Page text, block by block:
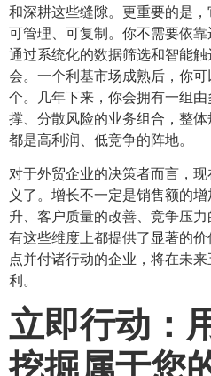
和深耕这些缝隙。更重要的是，
可管理、可复制。你不需要依
通过系统化的数据筛选和智能
会。一个利基市场成熟后，你
个。几年下来，你会拥有一组
撑、分散风险的业务组合，整
都是高利润、低竞争的阵地。
对于外贸企业的决策者而言，
义了。增长不一定是销售额的
升、客户质量的改善、竞争压
有这些维度上都提供了显著的
点并付诸行动的企业，将在未
利。
立即行动：
挖掘属于您